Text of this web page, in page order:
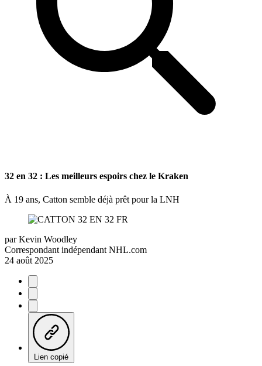
32 en 32 : Les meilleurs espoirs chez le Kraken
À 19 ans, Catton semble déjà prêt pour la LNH
par Kevin Woodley
Correspondant indépendant NHL.com
24 août 2025
Lien copié